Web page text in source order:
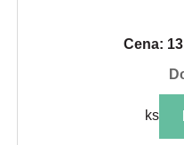
Cena:
ks